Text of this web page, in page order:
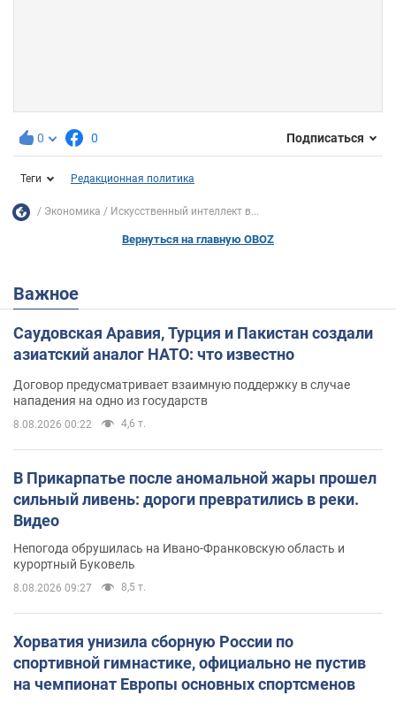
0 0 Подписаться
Теги Редакционная политика
Экономика Искусственный интеллект в...
Вернуться на главную OBOZ
Важное
Саудовская Аравия, Турция и Пакистан создали
азиатский аналог НАТО: что известно
Договор предусматривает взаимную поддержку в случае
нападения на одно из государств
8.08.2026 00:22 4,6 т.
В Прикарпатье после аномальной жары прошел
сильный ливень: дороги превратились в реки.
Видео
Непогода обрушилась на Ивано-Франковскую область и
курортный Буковель
8.08.2026 09:27 8,5 т.
Хорватия унизила сборную России по
спортивной гимнастике, официально не пустив
на чемпионат Европы основных спортсменов